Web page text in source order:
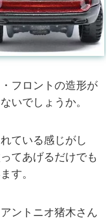
フロントの造形が
いでしょうか。
ている感じがし
てあげるだけでも
す。
ントニオ猪木さん